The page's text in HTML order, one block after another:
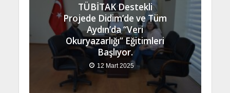
TÜBİTAK Destekli
Projede Didim’de ve Tüm
Aydın’da “Veri
Okuryazarlığı” Eğitimleri
Başlıyor.
12 Mart 2025